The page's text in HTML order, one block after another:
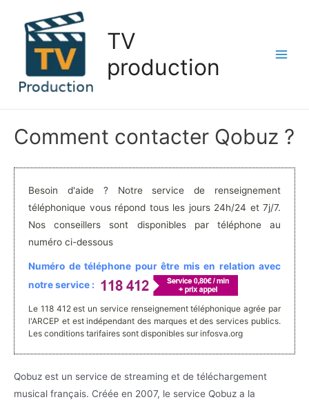
contenu
TV
production
Comment contacter Qobuz ?
Besoin d'aide ? Notre service de renseignement
téléphonique vous répond tous les jours 24h/24 et 7j/7.
Nos conseillers sont disponibles par téléphone au
numéro ci-dessous
Numéro de téléphone pour être mis en relation avec
notre service :
Le 118 412 est un service renseignement téléphonique agrée par
l'ARCEP et est indépendant des marques et des services publics.
Les conditions tarifaires sont disponibles sur infosva.org
Qobuz est un service de streaming et de téléchargement
musical français. Créée en 2007, le service Qobuz a la